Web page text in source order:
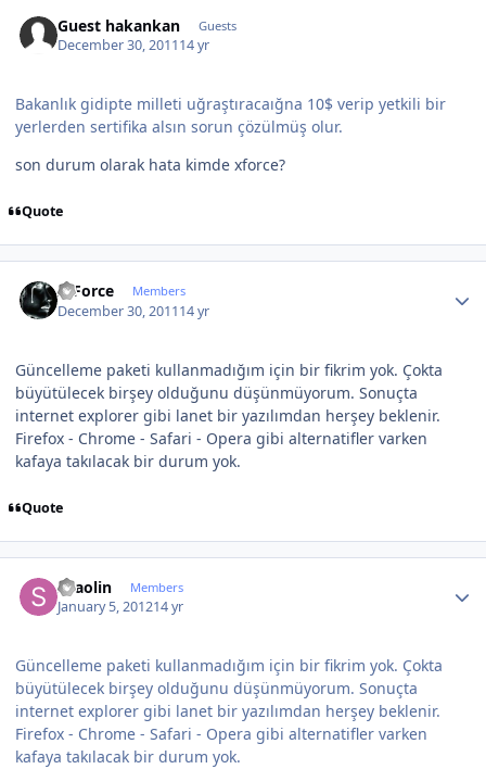
Guest hakankan Guests
December 30, 201114 yr
Bakanlık gidipte milleti uğraştıracaığna 10$ verip yetkili bir
yerlerden sertifika alsın sorun çözülmüş olur.
son durum olarak hata kimde xforce?
Quote
X-Force Members
December 30, 201114 yr
Güncelleme paketi kullanmadığım için bir fikrim yok. Çokta
büyütülecek birşey olduğunu düşünmüyorum. Sonuçta
internet explorer gibi lanet bir yazılımdan herşey beklenir.
Firefox - Chrome - Safari - Opera gibi alternatifler varken
kafaya takılacak bir durum yok.
Quote
shaolin Members
January 5, 201214 yr
Güncelleme paketi kullanmadığım için bir fikrim yok. Çokta
büyütülecek birşey olduğunu düşünmüyorum. Sonuçta
internet explorer gibi lanet bir yazılımdan herşey beklenir.
Firefox - Chrome - Safari - Opera gibi alternatifler varken
kafaya takılacak bir durum yok.